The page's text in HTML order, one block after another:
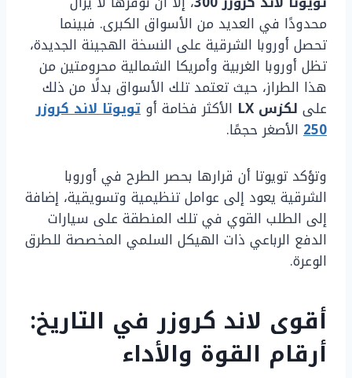
محدودًا في العديد من الأسواق الكبرى. فبينما
تحصل أوروبا الشرقية على النسخة الهجينة الجديدة،
تظل أوروبا الغربية وأمريكا الشمالية محرومتين من
هذا الطراز، حيث تعتمد تلك الأسواق بدلًا من ذلك
على لكزس LX الأكثر فخامة أو تويوتا لاند كروزر
250 الأصغر حجمًا.
وتؤكد تويوتا أن قرارها بحصر الطرح في أوروبا
الشرقية يعود إلى عوامل تنظيمية وتسويقية، إضافة
إلى الطلب القوي في تلك المنطقة على سيارات
الدفع الرباعي ذات الهيكل السلمي المخصصة للطرق
الوعرة.
أقوى لاند كروزر في التاريخ:
أرقام القوة والأداء